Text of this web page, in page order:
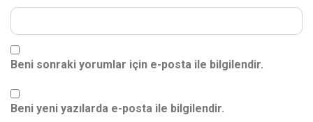
Beni sonraki yorumlar için e-posta ile bilgilendir.
Beni yeni yazılarda e-posta ile bilgilendir.